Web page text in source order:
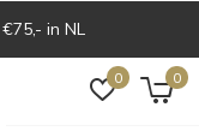
0 0
in NL